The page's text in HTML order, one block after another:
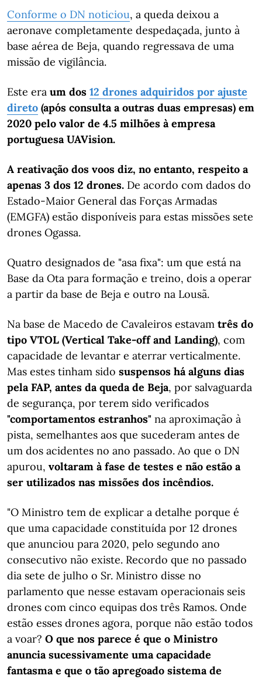
Conforme o DN noticiou, a queda deixou a
aeronave completamente despedaçada, junto à
base aérea de Beja, quando regressava de uma
missão de vigilância.
Este era um dos 12 drones adquiridos por ajuste
direto (após consulta a outras duas empresas) em
2020 pelo valor de 4.5 milhões à empresa
portuguesa UAVision.
A reativação dos voos diz, no entanto, respeito a
apenas 3 dos 12 drones. De acordo com dados do
Estado-Maior General das Forças Armadas
(EMGFA) estão disponíveis para estas missões sete
drones Ogassa.
Quatro designados de "asa fixa": um que está na
Base da Ota para formação e treino, dois a operar
a partir da base de Beja e outro na Lousã.
Na base de Macedo de Cavaleiros estavam três do
tipo VTOL (Vertical Take-off and Landing), com
capacidade de levantar e aterrar verticalmente.
Mas estes tinham sido suspensos há alguns dias
pela FAP, antes da queda de Beja, por salvaguarda
de segurança, por terem sido verificados
"comportamentos estranhos" na aproximação à
pista, semelhantes aos que sucederam antes de
um dos acidentes no ano passado. Ao que o DN
apurou, voltaram à fase de testes e não estão a
ser utilizados nas missões dos incêndios.
"O Ministro tem de explicar a detalhe porque é
que uma capacidade constituída por 12 drones
que anunciou para 2020, pelo segundo ano
consecutivo não existe. Recordo que no passado
dia sete de julho o Sr. Ministro disse no
parlamento que nesse estavam operacionais seis
drones com cinco equipas dos três Ramos. Onde
estão esses drones agora, porque não estão todos
a voar? O que nos parece é que o Ministro
anuncia sucessivamente uma capacidade
fantasma e que o tão apregoado sistema de